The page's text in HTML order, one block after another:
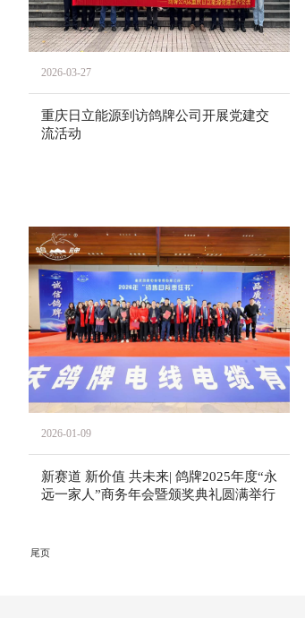
2026-03-27
重庆日立能源到访鸽牌公司开展党建交
流活动
2026-01-09
新赛道 新价值 共未来| 鸽牌2025年度“永
远一家人”商务年会暨颁奖典礼圆满举行
尾页